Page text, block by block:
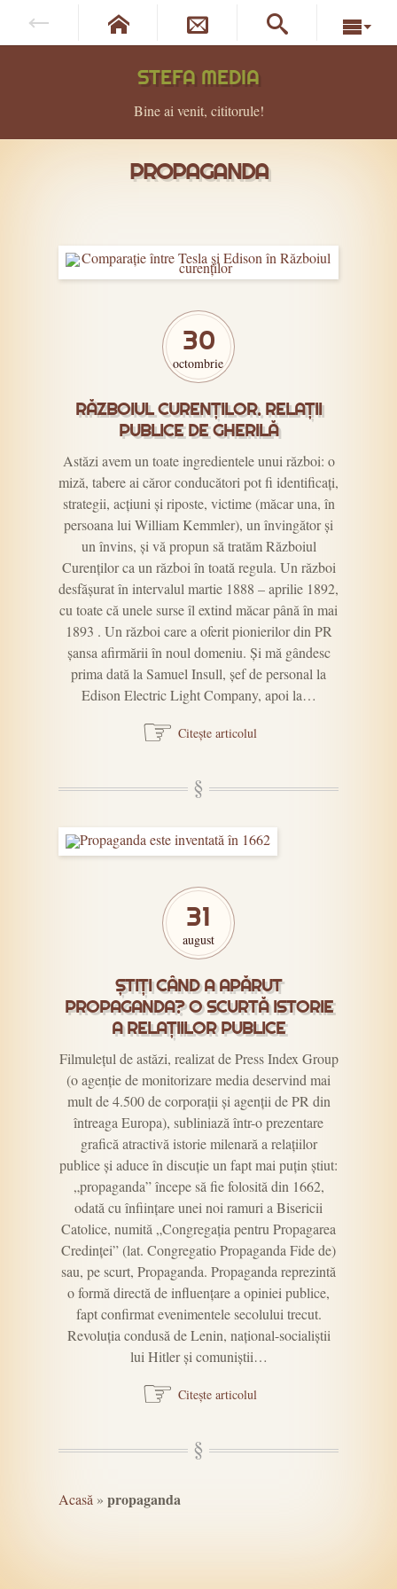
STEFA MEDIA
Bine ai venit, cititorule!
PROPAGANDA
30
octombrie
RĂZBOIUL CURENȚILOR. RELAȚII
PUBLICE DE GHERILĂ
Astăzi avem un toate ingredientele unui război: o
miză, tabere ai căror conducători pot fi identificați,
strategii, acțiuni și riposte, victime (măcar una, în
persoana lui William Kemmler), un învingător și
un învins, și vă propun să tratăm Războiul
Curenților ca un război în toată regula. Un război
desfășurat în intervalul martie 1888 – aprilie 1892,
cu toate că unele surse îl extind măcar până în mai
1893 . Un război care a oferit pionierilor din PR
șansa afirmării în noul domeniu. Și mă gândesc
prima dată la Samuel Insull, șef de personal la
Edison Electric Light Company, apoi la…
☞ Citește articolul
31
august
ȘTIȚI CÂND A APĂRUT
PROPAGANDA? O SCURTĂ ISTORIE
A RELAȚIILOR PUBLICE
Filmulețul de astăzi, realizat de Press Index Group
(o agenție de monitorizare media deservind mai
mult de 4.500 de corporații și agenții de PR din
întreaga Europa), subliniază într-o prezentare
grafică atractivă istorie milenară a relațiilor
publice și aduce în discuție un fapt mai puțin știut:
„propaganda” începe să fie folosită din 1662,
odată cu înființare unei noi ramuri a Bisericii
Catolice, numită „Congregația pentru Propagarea
Credinței” (lat. Congregatio Propaganda Fide de)
sau, pe scurt, Propaganda. Propaganda reprezintă
o formă directă de influențare a opiniei publice,
fapt confirmat evenimentele secolului trecut.
Revoluția condusă de Lenin, național-socialiștii
lui Hitler și comuniștii…
☞ Citește articolul
Acasă » propaganda
   